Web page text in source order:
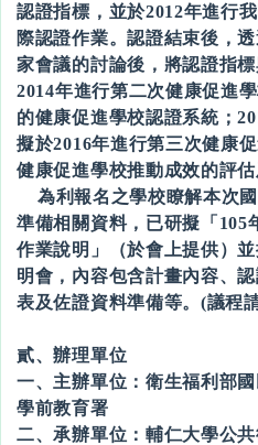
認證指標，並於2012年進行
際認證作業。認證結束後，
家會議的討論後，將認證指
2014年進行第二次健康促進
的健康促進學校認證系統；
擬於2016年進行第三次健康
健康促進學校推動成效的評估
為利報名之學校瞭解本次
準備相關資料，已研擬「105
作業說明」（於會上提供）
明會，內容包含計畫內容、
表及佐證資料準備等。(議程
貳、辦理單位
一、主辦單位：衛生福利部
學前教育署
二、承辦單位：輔仁大學公